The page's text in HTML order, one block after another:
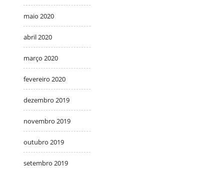
maio 2020
abril 2020
março 2020
fevereiro 2020
dezembro 2019
novembro 2019
outubro 2019
setembro 2019